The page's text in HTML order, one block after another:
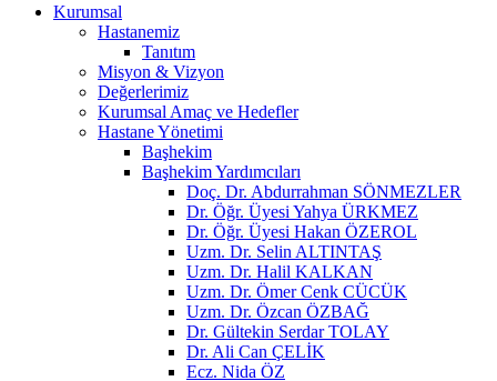
Kurumsal
Hastanemiz
Tanıtım
Misyon & Vizyon
Değerlerimiz
Kurumsal Amaç ve Hedefler
Hastane Yönetimi
Başhekim
Başhekim Yardımcıları
Doç. Dr. Abdurrahman SÖNMEZLER
Dr. Öğr. Üyesi Yahya ÜRKMEZ
Dr. Öğr. Üyesi Hakan ÖZEROL
Uzm. Dr. Selin ALTINTAŞ
Uzm. Dr. Halil KALKAN
Uzm. Dr. Ömer Cenk CÜCÜK
Uzm. Dr. Özcan ÖZBAĞ
Dr. Gültekin Serdar TOLAY
Dr. Ali Can ÇELİK
Ecz. Nida ÖZ